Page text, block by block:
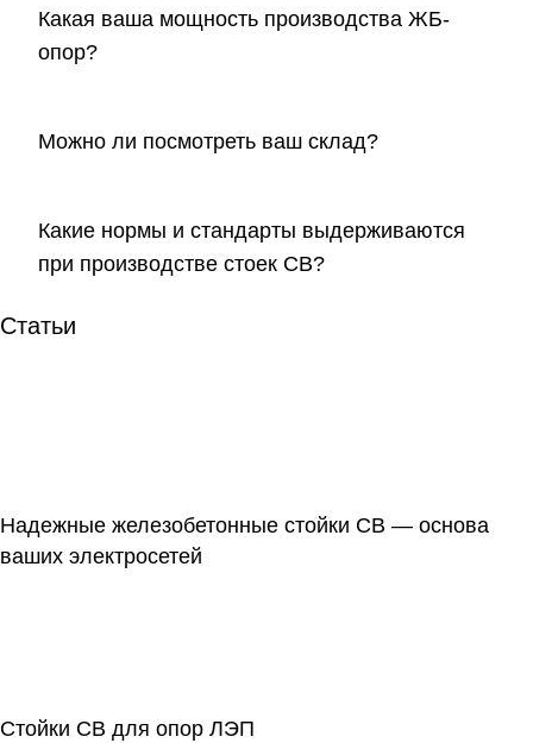
Какая ваша мощность производства ЖБ-
опор?
Можно ли посмотреть ваш склад?
Какие нормы и стандарты выдерживаются
при производстве стоек СВ?
Статьи
Надежные железобетонные стойки СВ — основа
ваших электросетей
Стойки СВ для опор ЛЭП